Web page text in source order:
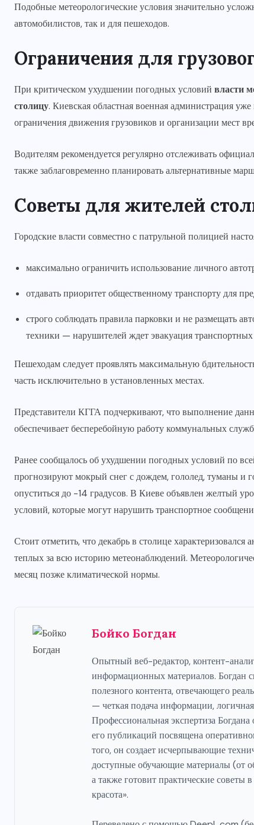
Подобные метеорологические условия значительно
автомобилистов, так и для пешеходов.
Ограничения для
При критическом ухудшении погодных условий власти
столицу. Киевская областная военная администрация
ограничения движения грузовиков и организации мест
Водителям рекомендуется регулярно отслеживать
также заблаговременно планировать альтернативные
Советы для жителей
Городские власти совместно с патрульной полицией
максимально ограничить использование личного
отдавать приоритет общественному транспорту для
строго соблюдать правила парковки и не размещать
техники — нарушителей ждет эвакуация транспортных
Пешеходам следует проявлять максимальную
часть исключительно в установленных местах.
Представители КГГА подчеркивают, что выполнение
обеспечивает бесперебойную работу коммунальных
Ранее сообщалось об ухудшении погодных условий по
прогнозируют мокрый снег с дождем, гололед, туманы и
опуститься до -14 градусов. В Киеве объявлен желтый
условий, которые могут нарушить транспортное
Стоит отметить, что декабрь в столице
теплых за всю историю метеонаблюдений.
месяц позже климатической нормы.
Бойко Богдан
Опытный веб-редактор, контент-
информационных материалов. Богдан
полезного контента, отвечающего
— четкая подача информации,
Профессиональная экспертиза
его публикаций посвящена
того, он создает исчерпывающие
доступные обучающие материалы (от
а также готовит практические советы
красота».